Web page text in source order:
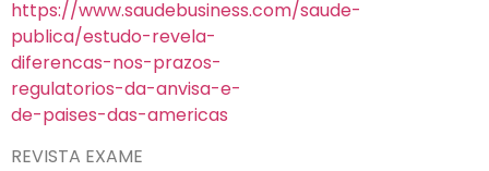
https://www.saudebusiness.com/saude-
publica/estudo-revela-
diferencas-nos-prazos-
regulatorios-da-anvisa-e-
de-paises-das-americas
REVISTA EXAME